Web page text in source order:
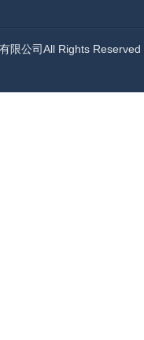
有限公司All Rights